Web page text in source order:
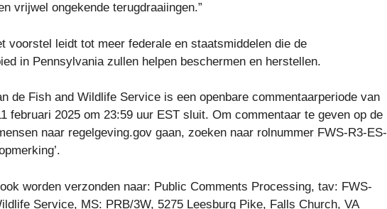
vrijwel ongekende terugdraaiingen.”
voorstel leidt tot meer federale en staatsmiddelen die de
in Pennsylvania zullen helpen beschermen en herstellen.
de Fish and Wildlife Service is een openbare commentaarperiode van
februari 2025 om 23:59 uur EST sluit. Om commentaar te geven op de
naar regelgeving.gov gaan, zoeken naar rolnummer FWS-R3-ES-
worden verzonden naar: Public Comments Processing, tav: FWS-
Service, MS: PRB/3W, 5275 Leesburg Pike, Falls Church, VA